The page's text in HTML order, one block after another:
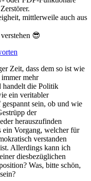
mittlerweile auch aus
😎
Zeit, dass dem so ist wie
mehr
handelt die Politik
ein veritabler
sein, ob und wie
der
herauszufinden
ein Vorgang, welcher für
verstanden
Allerdings kann ich
diesbezüglichen
Was, bitte schön,